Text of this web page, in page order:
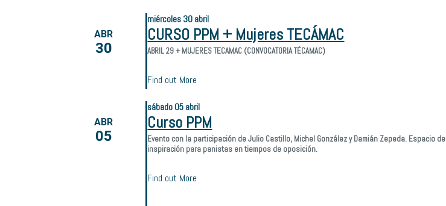
ABR
30
miércoles 30 abril
CURSO PPM + Mujeres TECÁMAC
ABRIL 29 + MUJERES TECAMAC (CONVOCATORIA TÉCAMAC)
Find out More
ABR
05
sábado 05 abril
Curso PPM
Evento con la participación de Julio Castillo, Michel González y Damián Zepeda. Espacio de
inspiración para panistas en tiempos de oposición.
Find out More